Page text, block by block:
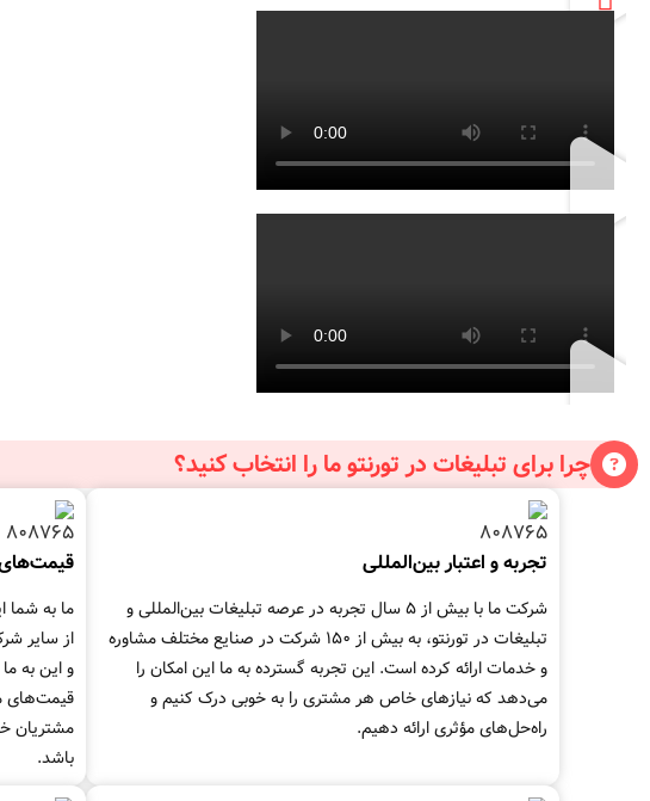
چرا برای تبلیغات در تورنتو ما را انتخاب کنید؟
تجربه و اعتبار بین‌المللی
شرکت ما با بیش از 5 سال تجربه در عرصه تبلیغات بین‌المللی و
تبلیغات در تورنتو، به بیش از 150 شرکت در صنایع مختلف مشاوره
و خدمات ارائه کرده است. این تجربه گسترده به ما این امکان را
می‌دهد که نیازهای خاص هر مشتری را به خوبی درک کنیم و
راه‌حل‌های مؤثری ارائه دهیم.
قیمت‌های
ما به شما
از سایر
و این به
قیمت‌های
مشتریان
باشد.